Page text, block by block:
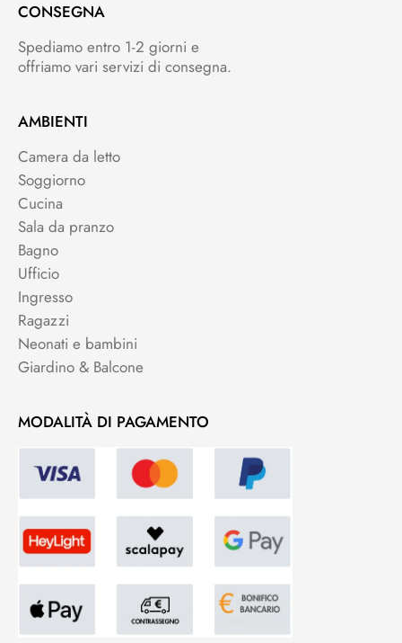
CONSEGNA
Spediamo entro 1-2 giorni e
offriamo vari servizi di consegna.
AMBIENTI
Camera da letto
Soggiorno
Cucina
Sala da pranzo
Bagno
Ufficio
Ingresso
Ragazzi
Neonati e bambini
Giardino & Balcone
MODALITÀ DI PAGAMENTO